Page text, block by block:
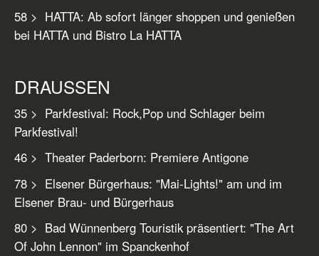
58 > HATTA: Ab sofort länger shoppen und genießen
bei HATTA und Bistro La HATTA
DRAUSSEN
35 > Parkfestival: Rock,Pop und Schlager beim
Parkfestival!
46 > Theater Paderborn: Premiere Antigone
78 > Elsener Bürgerhaus: "Mai-Lights!" am und im
Elsener Brau- und Bürgerhaus
80 > Bad Wünnenberg Touristik präsentiert: "The Art
Of John Lennon" im Spanckenhof